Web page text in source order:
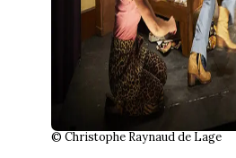
© Christophe Raynaud de Lage